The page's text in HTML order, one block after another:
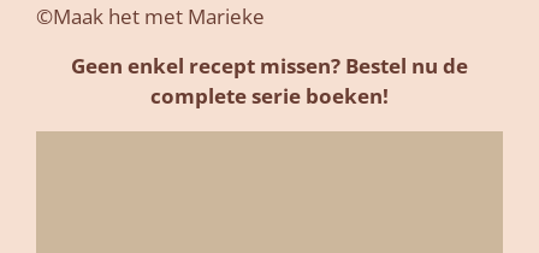
©Maak het met Marieke
Geen enkel recept missen? Bestel nu de
complete serie boeken!